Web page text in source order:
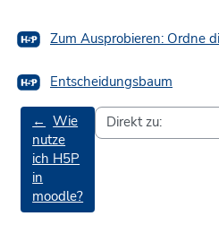
Zum Ausprobieren: Ordne
Entscheidungsbaum
← Wie
nutze
ich H5P
in
moodle?